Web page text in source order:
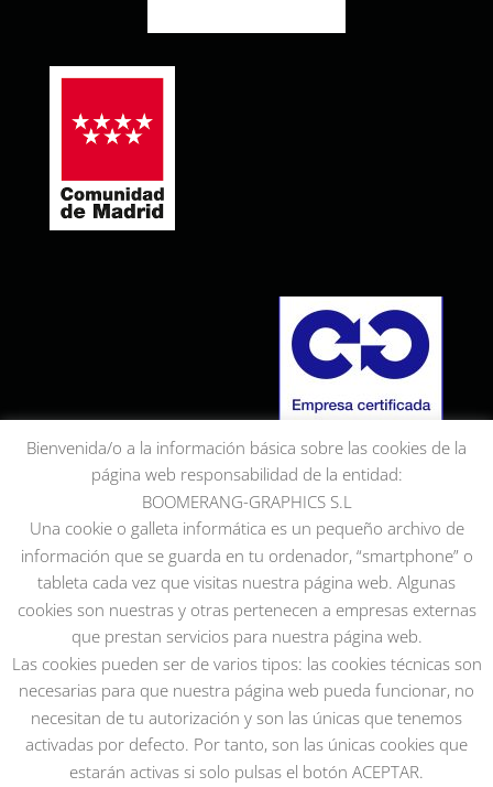
Bienvenida/o a la información básica sobre las cookies de la
página web responsabilidad de la entidad:
BOOMERANG-GRAPHICS S.L
Una cookie o galleta informática es un pequeño archivo de
información que se guarda en tu ordenador, “smartphone” o
tableta cada vez que visitas nuestra página web. Algunas
cookies son nuestras y otras pertenecen a empresas externas
que prestan servicios para nuestra página web.
Las cookies pueden ser de varios tipos: las cookies técnicas son
necesarias para que nuestra página web pueda funcionar, no
necesitan de tu autorización y son las únicas que tenemos
activadas por defecto. Por tanto, son las únicas cookies que
estarán activas si solo pulsas el botón ACEPTAR.